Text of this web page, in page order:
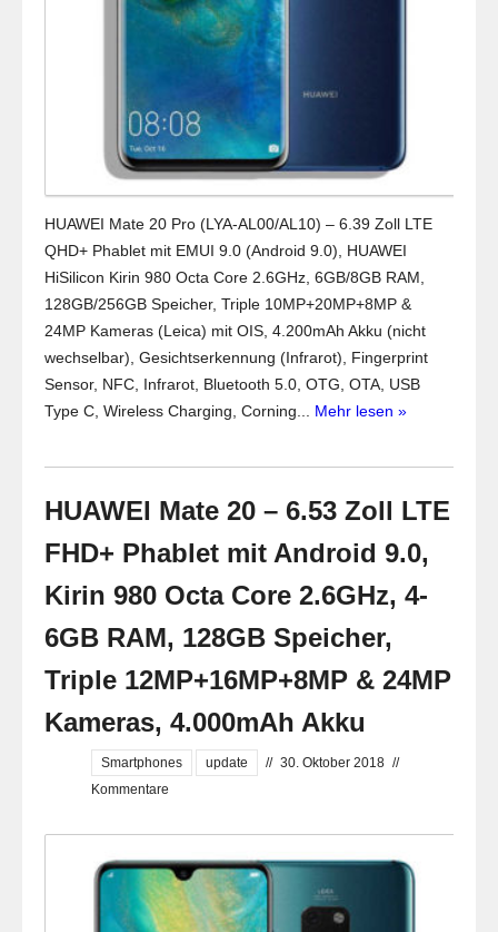
HUAWEI Mate 20 Pro (LYA-AL00/AL10) – 6.39 Zoll LTE
QHD+ Phablet mit EMUI 9.0 (Android 9.0), HUAWEI
HiSilicon Kirin 980 Octa Core 2.6GHz, 6GB/8GB RAM,
128GB/256GB Speicher, Triple 10MP+20MP+8MP &
24MP Kameras (Leica) mit OIS, 4.200mAh Akku (nicht
wechselbar), Gesichtserkennung (Infrarot), Fingerprint
Sensor, NFC, Infrarot, Bluetooth 5.0, OTG, OTA, USB
Type C, Wireless Charging, Corning... Mehr lesen »
HUAWEI Mate 20 – 6.53 Zoll LTE
FHD+ Phablet mit Android 9.0,
Kirin 980 Octa Core 2.6GHz, 4-
6GB RAM, 128GB Speicher,
Triple 12MP+16MP+8MP & 24MP
Kameras, 4.000mAh Akku
Smartphones update // 30. Oktober 2018 //
Kommentare